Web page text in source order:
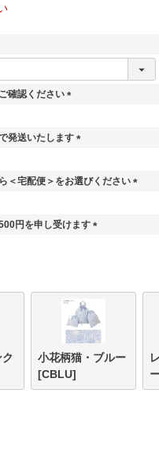
確認ください
須
発送いたします
須
＜宅配便＞をお選びください
円を申し受けます
小花柄猫・ブルー
[CBLU]